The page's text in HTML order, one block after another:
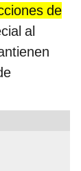
de
al